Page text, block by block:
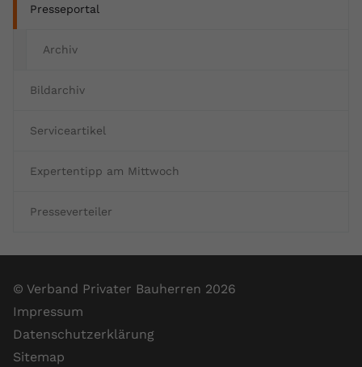
Presseportal
Archiv
Bildarchiv
Serviceartikel
Expertentipp am Mittwoch
Presseverteiler
© Verband Privater Bauherren 2026
Impressum
Datenschutzerklärung
Sitemap